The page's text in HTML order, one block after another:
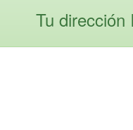
Tu dirección